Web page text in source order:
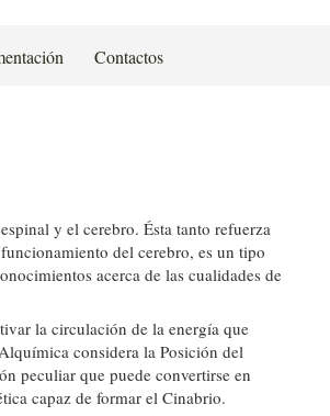
Contactos
y el cerebro. Ésta tanto refuerza
del cerebro, es un tipo
acerca de las cualidades de
la circulación de la energía que
considera la Posición del
peculiar que puede convertirse en
capaz de formar el Cinabrio.